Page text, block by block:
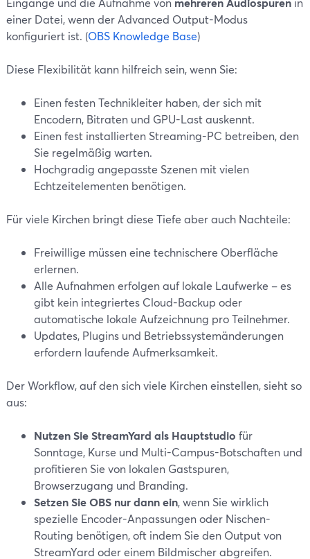
einer Datei, wenn der Advanced Output-Modus
konfiguriert ist. (OBS Knowledge Base)
Diese Flexibilität kann hilfreich sein, wenn Sie:
Einen festen Technikleiter haben, der sich mit
Encodern, Bitraten und GPU-Last auskennt.
Einen fest installierten Streaming-PC betreiben, den
Sie regelmäßig warten.
Hochgradig angepasste Szenen mit vielen
Echtzeitelementen benötigen.
Für viele Kirchen bringt diese Tiefe aber auch Nachteile:
Freiwillige müssen eine technischere Oberfläche
erlernen.
Alle Aufnahmen erfolgen auf lokale Laufwerke – es
gibt kein integriertes Cloud-Backup oder
automatische lokale Aufzeichnung pro Teilnehmer.
Updates, Plugins und Betriebssystemänderungen
erfordern laufende Aufmerksamkeit.
Der Workflow, auf den sich viele Kirchen einstellen, sieht so
aus:
Nutzen Sie StreamYard als Hauptstudio für
Sonntage, Kurse und Multi-Campus-Botschaften und
profitieren Sie von lokalen Gastspuren,
Browserzugang und Branding.
Setzen Sie OBS nur dann ein, wenn Sie wirklich
spezielle Encoder-Anpassungen oder Nischen-
Routing benötigen, oft indem Sie den Output von
StreamYard oder einem Bildmischer abgreifen.